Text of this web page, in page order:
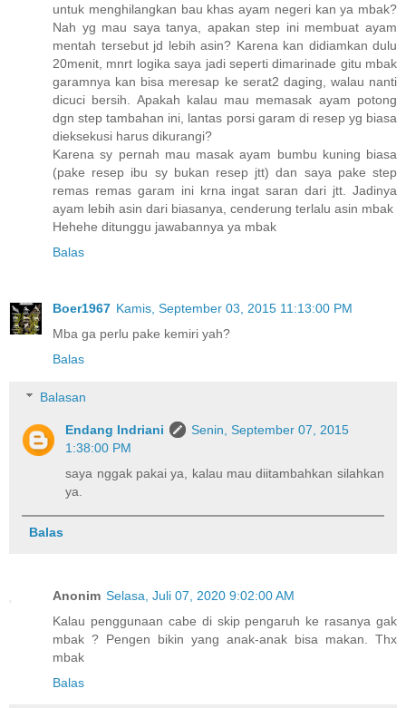
untuk menghilangkan bau khas ayam negeri kan ya mbak?
Nah yg mau saya tanya, apakan step ini membuat ayam
mentah tersebut jd lebih asin? Karena kan didiamkan dulu
20menit, mnrt logika saya jadi seperti dimarinade gitu mbak
garamnya kan bisa meresap ke serat2 daging, walau nanti
dicuci bersih. Apakah kalau mau memasak ayam potong
dgn step tambahan ini, lantas porsi garam di resep yg biasa
dieksekusi harus dikurangi?
Karena sy pernah mau masak ayam bumbu kuning biasa
(pake resep ibu sy bukan resep jtt) dan saya pake step
remas remas garam ini krna ingat saran dari jtt. Jadinya
ayam lebih asin dari biasanya, cenderung terlalu asin mbak
Hehehe ditunggu jawabannya ya mbak
Balas
Boer1967 Kamis, September 03, 2015 11:13:00 PM
Mba ga perlu pake kemiri yah?
Balas
Balasan
Endang Indriani
Senin, September 07, 2015
1:38:00 PM
saya nggak pakai ya, kalau mau diitambahkan silahkan
ya.
Balas
Anonim Selasa, Juli 07, 2020 9:02:00 AM
Kalau penggunaan cabe di skip pengaruh ke rasanya gak
mbak ? Pengen bikin yang anak-anak bisa makan. Thx
mbak
Balas